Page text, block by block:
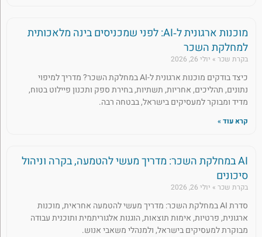
מוכנות ארגונית ל‑AI: לפני שמכניסים בינה מלאכותית
למחלקת השכר
בקרת שכר יולי 26, 2026
כיצד בודקים מוכנות ארגונית ל-AI במחלקת השכר? מדריך למיפוי
נתונים, תהליכים, אחריות, תשתיות, בחירת ספק ותכנון פיילוט בטוח,
מדיד ומבוקר למעסיקים בישראל, בבטחה רבה.
קרא עוד »
AI במחלקת השכר: מדריך מעשי להטמעה, בקרה וניהול
סיכונים
בקרת שכר יולי 26, 2026
סדרת AI במחלקת השכר: מדריך מעשי להטמעה אחראית, מוכנות
ארגונית, פרטיות, אימות תוצאות, הוגנות אלגוריתמית ותוכנית עבודה
מבוקרת למעסיקים בישראל, ולמנהלי משאבי אנוש.